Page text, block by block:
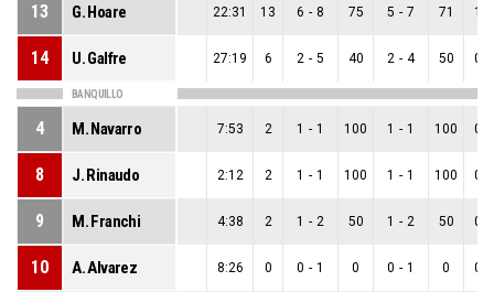
13 G. Hoare 22:31 13 6 - 8 75 5 - 7 71 1
14 U. Galfre 27:19 6 2 - 5 40 2 - 4 50 0
BANQUILLO
4 M. Navarro 7:53 2 1 - 1 100 1 - 1 100 0
8 J. Rinaudo 2:12 2 1 - 1 100 1 - 1 100 0
9 M. Franchi 4:38 2 1 - 2 50 1 - 2 50 0
10 A. Alvarez 8:26 0 0 - 1 0 0 - 1 0 0